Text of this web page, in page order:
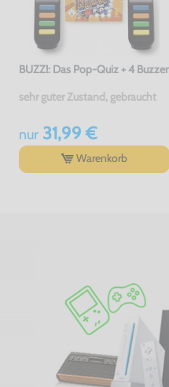
BUZZ!: Das Pop-Quiz + 4 Buzzer
sehr guter Zustand, gebraucht
nur31,99 €
Warenkorb